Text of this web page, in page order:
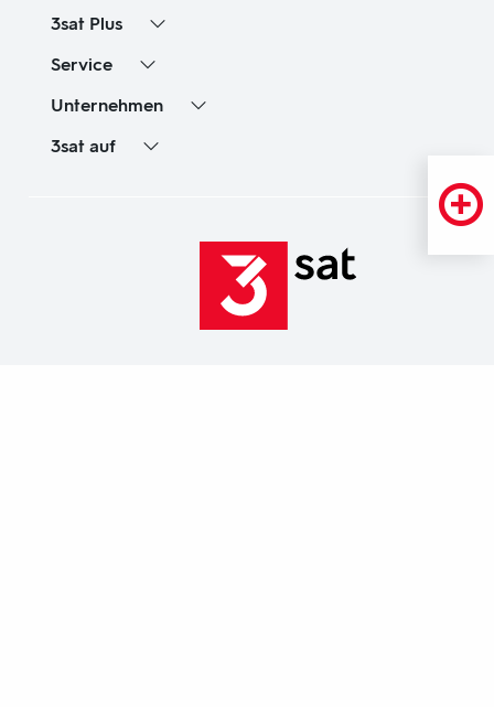
3sat Plus
Service
Unternehmen
3sat auf